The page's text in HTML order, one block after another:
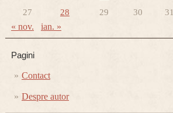
27
28 29 30 31
« nov. ian. »
Pagini
Contact
Despre autor